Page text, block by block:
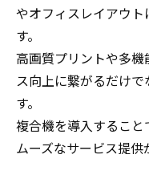
やオフィスレイアウ
す。
高画質プリントや多
ス向上に繋がるだけ
す。
複合機を導入すること
ムーズなサービス提供